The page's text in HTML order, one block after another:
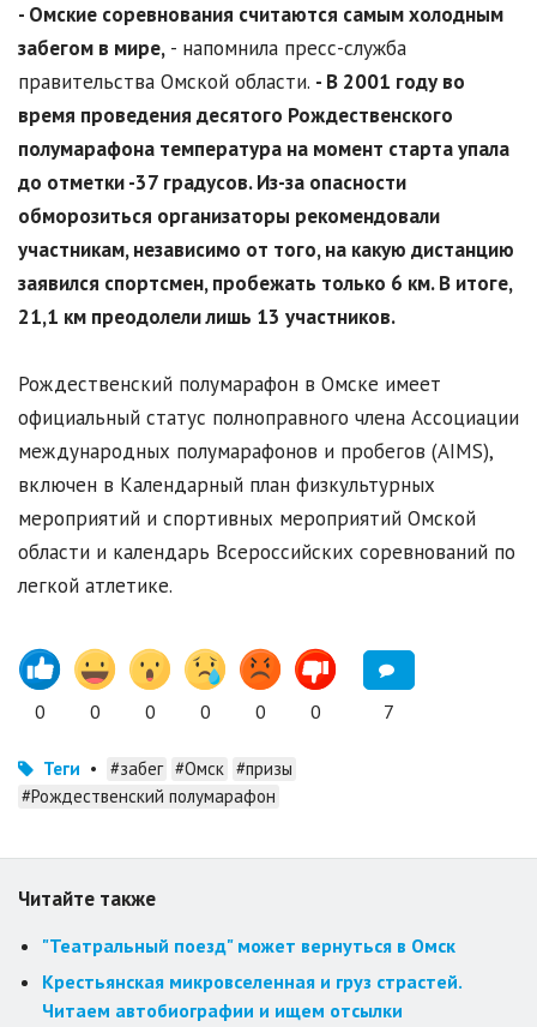
- Омские соревнования считаются самым холодным
забегом в мире, - напомнила пресс-служба
правительства Омской области. - В 2001 году во
время проведения десятого Рождественского
полумарафона температура на момент старта упала
до отметки -37 градусов. Из-за опасности
обморозиться организаторы рекомендовали
участникам, независимо от того, на какую дистанцию
заявился спортсмен, пробежать только 6 км. В итоге,
21,1 км преодолели лишь 13 участников.
Рождественский полумарафон в Омске имеет
официальный статус полноправного члена Ассоциации
международных полумарафонов и пробегов (AIMS),
включен в Календарный план физкультурных
мероприятий и спортивных мероприятий Омской
области и календарь Всероссийских соревнований по
легкой атлетике.
0 0 0 0 0 0 7
Теги • #забег #Омск #призы
#Рождественский полумарафон
Читайте также
"Театральный поезд" может вернуться в Омск
Крестьянская микровселенная и груз страстей.
Читаем автобиографии и ищем отсылки